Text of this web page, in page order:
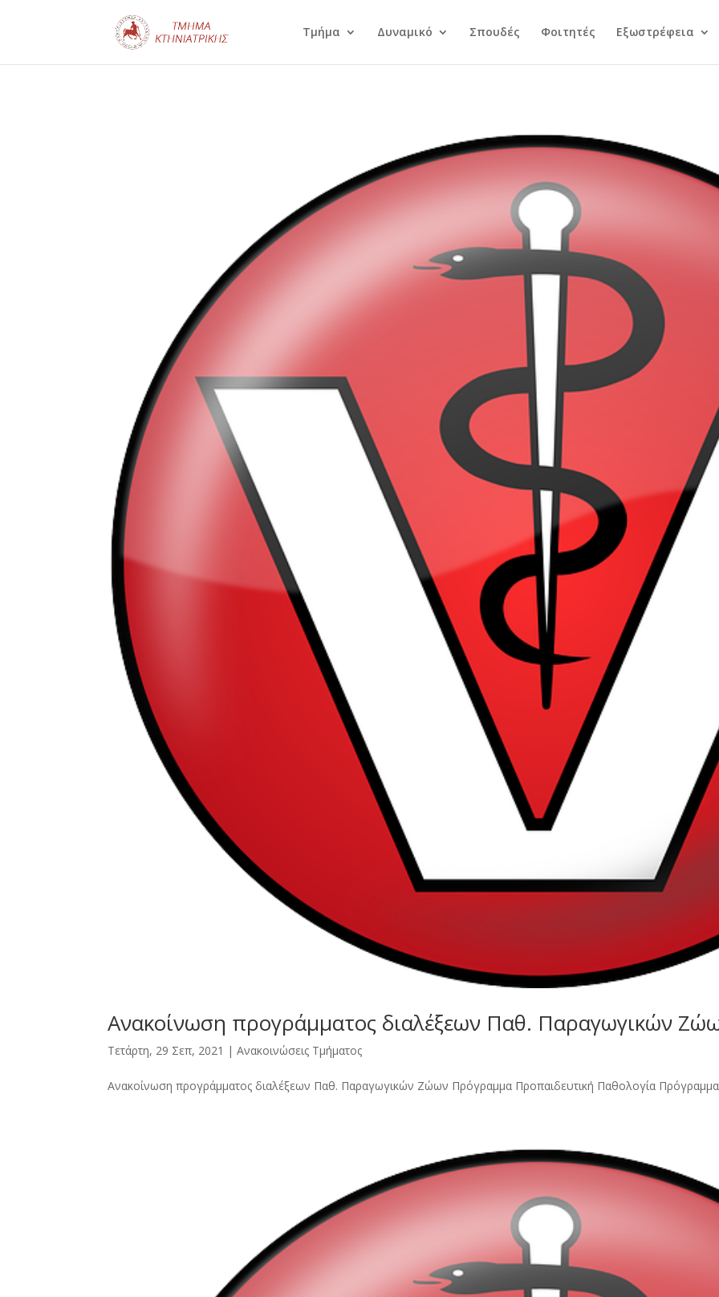
Τμήμα Δυναμικό Σπουδές Φοιτητές Εξωστρέφεια
Ανακοίνωση προγράμματος διαλέξεων Παθ. Παραγωγικών
Τετάρτη, 29 Σεπ, 2021 |Ανακοινώσεις Τμήματος
Ανακοίνωση προγράμματος διαλέξεων Παθ. Παραγωγικών Ζώων Πρόγραμμα Προπαιδευτική Παθολογία